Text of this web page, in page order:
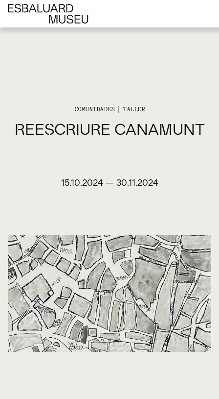
COMUNIDADES TALLER
REESCRIURE CANAMUNT
15.10.2024 — 30.11.2024